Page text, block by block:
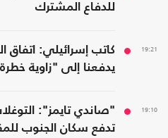
للدفاع المشترك
19:21
كاتب إسرائيلي: اتفاق
يدفعنا إلى "زاوية
19:10
"صاندي تايمز":
تدفع سكان الجنوب